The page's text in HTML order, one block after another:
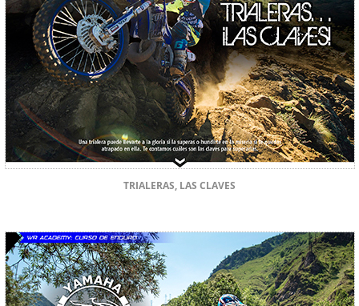
TRIALERAS, LAS CLAVES